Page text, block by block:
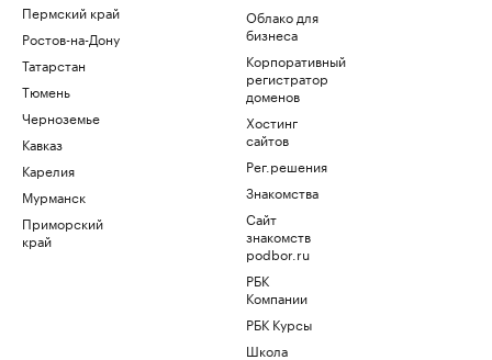
Пермский край
Ростов-на-Дону
Татарстан
Тюмень
Черноземье
Кавказ
Карелия
Мурманск
Приморский
край
Облако для
бизнеса
Корпоративный
регистратор
доменов
Хостинг
сайтов
Рег.решения
Знакомства
Сайт
знакомств
podbor.ru
РБК
Компании
РБК Курсы
Школа